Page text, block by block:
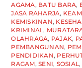
AGAMA, BATU BARA,
JASA RAHARJA,
KEMISKINAN,
KRIMINAL ,
OLAHRAGA, PAJAK,
PEMBANGUNAN,
PENDIDIKAN,
RAGAM,SENI, SOSIAL ,